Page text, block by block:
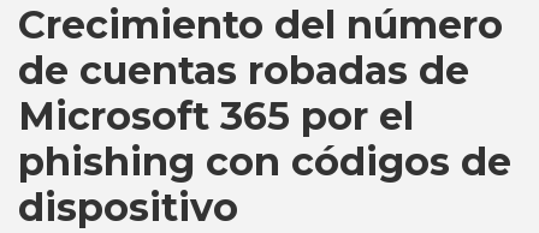
Crecimiento del número
de cuentas robadas de
Microsoft 365 por el
phishing con códigos de
dispositivo